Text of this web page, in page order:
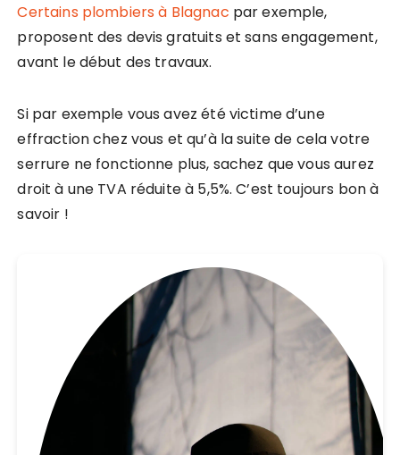
Certains plombiers à Blagnac par exemple,
proposent des devis gratuits et sans engagement,
avant le début des travaux.
Si par exemple vous avez été victime d’une
effraction chez vous et qu’à la suite de cela votre
serrure ne fonctionne plus, sachez que vous aurez
droit à une TVA réduite à 5,5%. C’est toujours bon à
savoir !